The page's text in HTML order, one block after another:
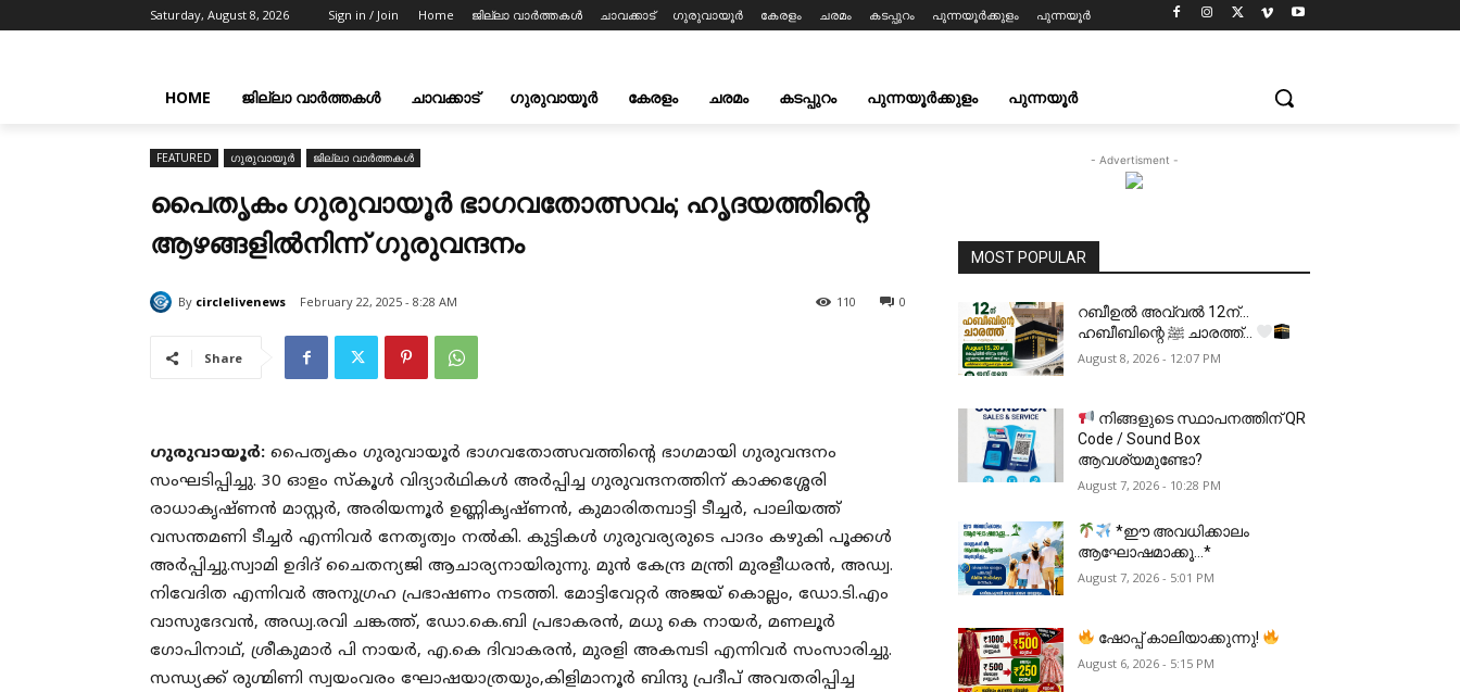
Saturday, August 8, 2026 Sign in / Join Home ജില്ലാ വാർത്തകൾ ചാവക്കാട് ഗുരുവായൂർ കേരളം ചരമം കടപ്പുറം പുന്നയൂർക്കുളം പുന്നയൂർ
HOME ജില്ലാ വാർത്തകൾ ചാവക്കാട് ഗുരുവായൂർ കേരളം ചരമം കടപ്പുറം പുന്നയൂർക്കുളം പുന്നയൂർ
FEATURED ഗുരുവായൂർ ജില്ലാ വാർത്തകൾ
പൈതൃകം ഗുരുവായൂർ ഭാഗവതോത്സവം; ഹൃദയത്തിന്റെ
ആഴങ്ങളിൽനിന്ന് ഗുരുവന്ദനം
By circlelivenews February 22, 2025 - 8:28 AM 0
110
Share
ഗുരുവായൂർ: പൈതൃകം ഗുരുവായൂർ ഭാഗവതോത്സവത്തിന്റെ ഭാഗമായി ഗുരുവന്ദനം
സംഘടിപ്പിച്ചു. 30 ഓളം സ്കൂൾ വിദ്യാർഥികൾ അർപ്പിച്ച ഗുരുവന്ദനത്തിന് കാക്കശ്ശേരി
രാധാകൃഷ്ണൻ മാസ്റ്റർ, അരിയന്നൂർ ഉണ്ണികൃഷ്ണൻ, കുമാരിതമ്പാട്ടി ടീച്ചർ, പാലിയത്ത്‌
വസന്തമണി ടീച്ചർ എന്നിവർ നേതൃത്വം നൽകി. കുട്ടികൾ ഗുരുവര്യരുടെ പാദം കഴുകി പൂക്കൾ
അർപ്പിച്ചു.സ്വാമി ഉദിദ് ചൈതന്യജി ആചാര്യനായിരുന്നു. മുൻ കേന്ദ്ര മന്ത്രി മുരളീധരൻ, അഡ്വ.
നിവേദിത എന്നിവർ അനുഗ്രഹ പ്രഭാഷണം നടത്തി. മോട്ടിവേറ്റർ അജയ് കൊല്ലം, ഡോ.ടി.എം
വാസുദേവൻ, അഡ്വ.രവി ചങ്കത്ത്, ഡോ.കെ.ബി പ്രഭാകരൻ, മധു കെ നായർ, മണലൂർ
ഗോപിനാഥ്, ശ്രീകുമാർ പി നായർ, എ.കെ ദിവാകരൻ, മുരളി അകമ്പടി എന്നിവർ സംസാരിച്ചു.
സന്ധ്യക്ക്‌ രുഗ്മിണി സ്വയംവരം ഘോഷയാത്രയും,കിളിമാനൂർ ബിന്ദു പ്രദീപ്‌ അവതരിപ്പിച്ച
- Advertisment -
MOST POPULAR
റബീഉൽ അവ്വൽ 12ന്…
ഹബീബിന്റെ ﷺ ചാരത്ത്…
August 8, 2026 - 12:07 PM
നിങ്ങളുടെ സ്ഥാപനത്തിന് QR
Code / Sound Box
ആവശ്യമുണ്ടോ?
August 7, 2026 - 10:28 PM
*ഈ അവധിക്കാലം
ആഘോഷമാക്കൂ…*
August 7, 2026 - 5:01 PM
ഷോപ്പ് കാലിയാക്കുന്നു!
August 6, 2026 - 5:15 PM